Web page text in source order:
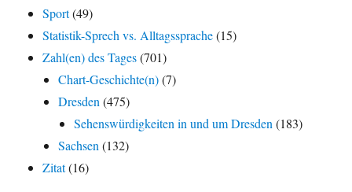
Sport(49)
Statistik-Sprech vs. Alltagssprache(15)
Zahl(en) des Tages(701)
Chart-Geschichte(n)(7)
Dresden (475)
Sehenswürdigkeiten in und um Dresden (183)
Sachsen (132)
Zitat(16)